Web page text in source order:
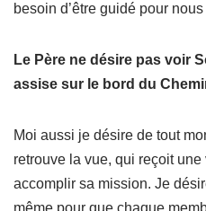
besoin d’être guidé pour
Le Père ne désire pas voir
assise sur le bord du
Moi aussi je désire de tout
retrouve la vue, qui reçoit
accomplir sa mission. Je
même pour que chaque